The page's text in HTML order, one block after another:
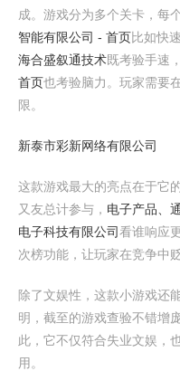
成。游戏分为多个关卡，每
智能有限公司 - 首页比如快
海合盛叙通技术既考验手速，
首页也考验脑力。玩家需要
限。
新泰市彩新网络有限公司
这款游戏最大的亮点在于它
又友总计参与， 电子产品、
电子科技有限公司看谁响应
次榜功能，让玩家在竞争中
除了文娱性，这款小游戏还
明，截至的游戏查验不错增
此，它不仅符合失业文娱，
用。